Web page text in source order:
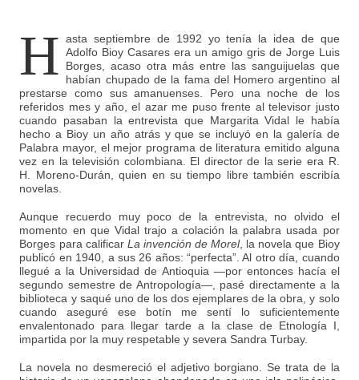
H asta septiembre de 1992 yo tenía la idea de que
Adolfo Bioy Casares era un amigo gris de Jorge Luis
Borges, acaso otra más entre las sanguijuelas que
habían chupado de la fama del Homero argentino al
prestarse como sus amanuenses. Pero una noche de los
referidos mes y año, el azar me puso frente al televisor justo
cuando pasaban la entrevista que Margarita Vidal le había
hecho a Bioy un año atrás y que se incluyó en la galería de
Palabra mayor, el mejor programa de literatura emitido alguna
vez en la televisión colombiana. El director de la serie era R.
H. Moreno-Durán, quien en su tiempo libre también escribía
novelas.
Aunque recuerdo muy poco de la entrevista, no olvido el
momento en que Vidal trajo a colación la palabra usada por
Borges para calificar La invención de Morel, la novela que Bioy
publicó en 1940, a sus 26 años: “perfecta”. Al otro día, cuando
llegué a la Universidad de Antioquia —por entonces hacía el
segundo semestre de Antropología—, pasé directamente a la
biblioteca y saqué uno de los dos ejemplares de la obra, y solo
cuando aseguré ese botín me sentí lo suficientemente
envalentonado para llegar tarde a la clase de Etnología I,
impartida por la muy respetable y severa Sandra Turbay.
La novela no desmereció el adjetivo borgiano. Se trata de la